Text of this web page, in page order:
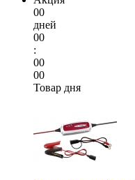
00
дней
00
:
00
00
Товар дня